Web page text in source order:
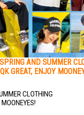
AND SUMMER
GREAT, ENJOY
CLOTHING